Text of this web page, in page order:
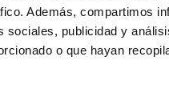
Además, compartimos
sociales, publicidad y
o que hayan